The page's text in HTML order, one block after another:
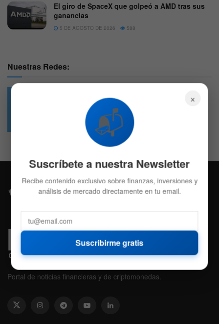
El giro de SpaceX que golpeó a AMD tras sus
ganancias
5 DE AGOSTO DE 2026 588
Nuestras Redes:
4.7k
Followers
Portal de noticias financieras y de criptomonedas.
×
📬
Suscríbete a nuestra Newsletter
Recibe contenido exclusivo sobre finanzas, inversiones y
análisis de mercado directamente en tu email.
Suscribirme gratis